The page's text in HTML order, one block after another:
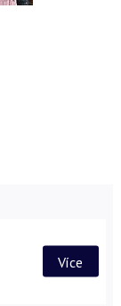
Více